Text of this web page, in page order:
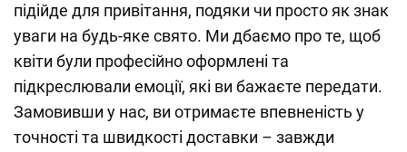
підійде для привітання, подяки чи просто як знак
уваги на будь-яке свято. Ми дбаємо про те, щоб
квіти були професійно оформлені та
підкреслювали емоції, які ви бажаєте передати.
Замовивши у нас, ви отримаєте впевненість у
точності та швидкості доставки – завжди